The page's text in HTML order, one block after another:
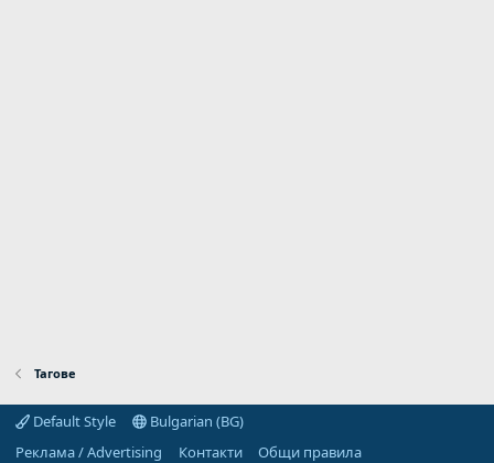
Тагове
Default Style
Bulgarian (BG)
Реклама / Advertising
Контакти
Общи правила